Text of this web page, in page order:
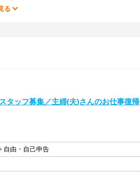
る
タッフ募集／主婦(夫)さんのお仕事復帰
自由・自己申告